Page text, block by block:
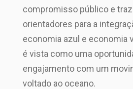
compromisso público e
orientadores para a
economia azul e economia
é vista como uma
engajamento com um
voltado ao oceano.